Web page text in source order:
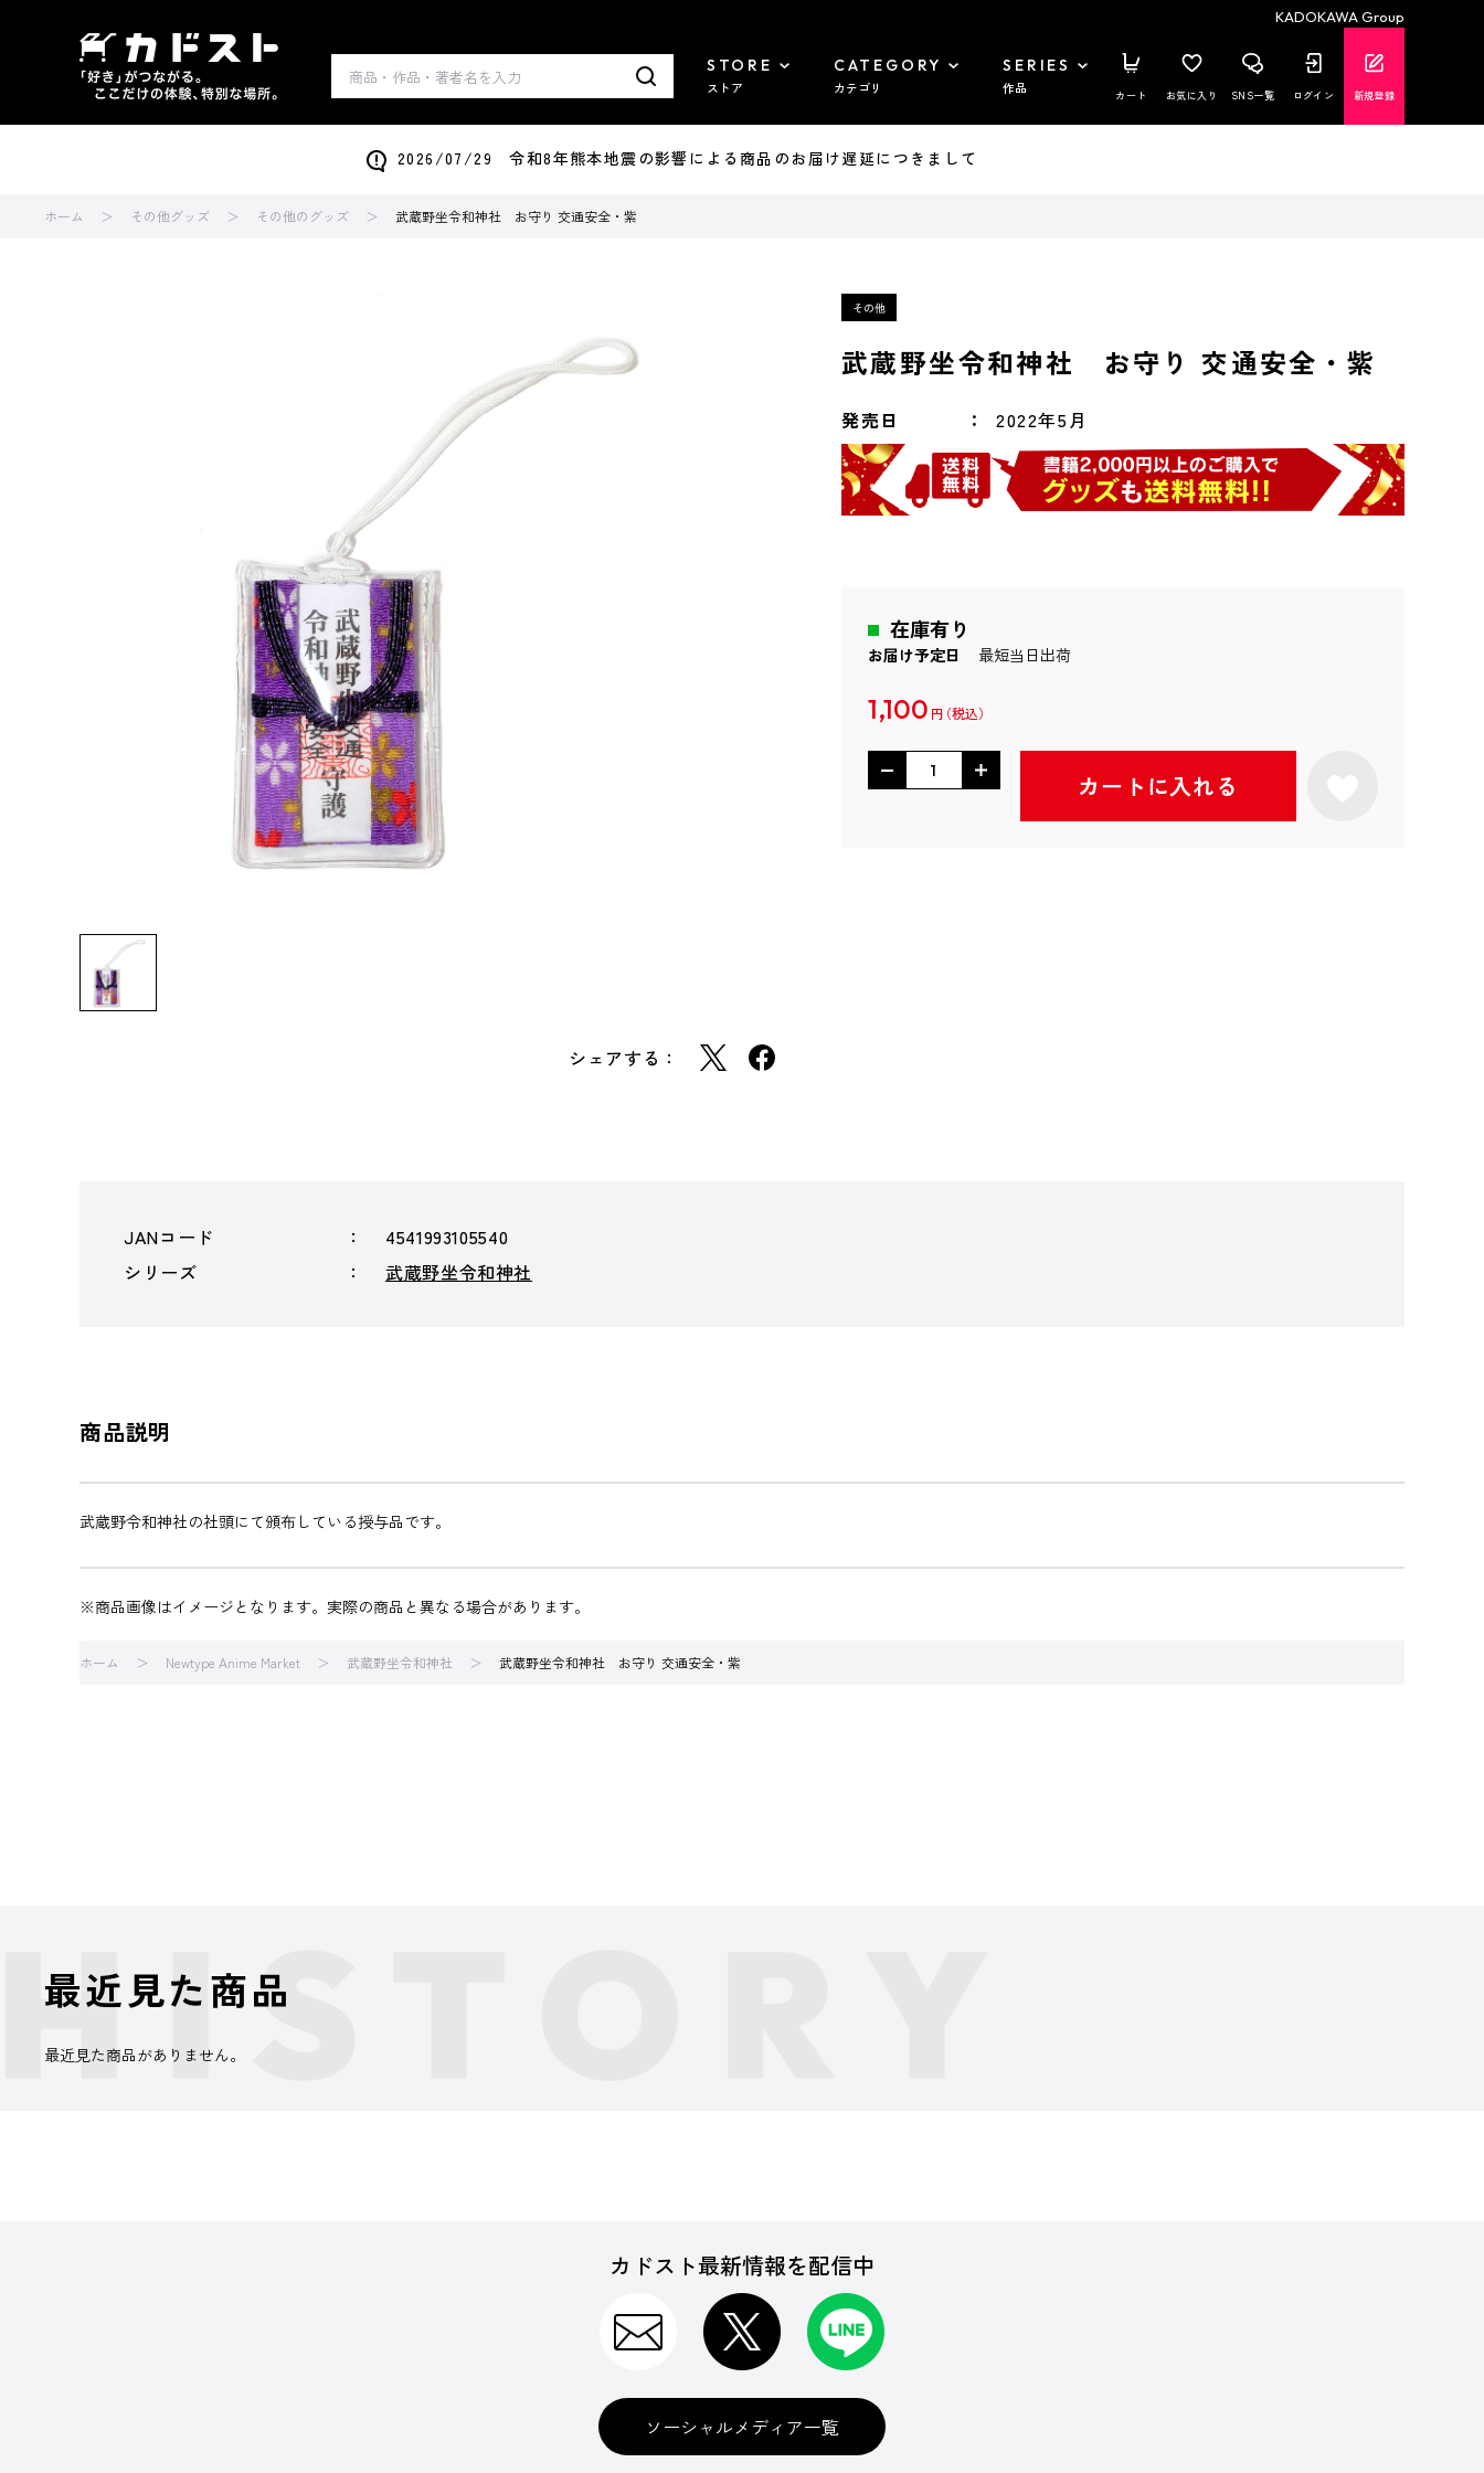
KADOKAWA Group
STORE
ストア
CATEGORY
カテゴリ
SERIES
作品 カート お気に入り SNS一覧 ログイン 新規登録
2026/07/29 令和8年熊本地震の影響による商品のお届け遅延につきまして
ホーム その他グッズ その他のグッズ 武蔵野坐令和神社 お守り 交通安全・紫
シェアする：
武蔵野坐令和神社 お守り 交通安全・紫
発売日 2022年5月
在庫有り
お届け予定日 最短当日出荷
1,100 円
カートに入れる
JANコード
4541993105540
シリーズ
武蔵野坐令和神社
商品説明
武蔵野令和神社の社頭にて頒布している授与品です。
※商品画像はイメージとなります。実際の商品と異なる場合があります。
ホーム Newtype Anime Market 武蔵野坐令和神社 武蔵野坐令和神社 お守り 交通安全・紫
最近見た商品
最近見た商品がありません。
カドスト最新情報を配信中
ソーシャルメディア一覧